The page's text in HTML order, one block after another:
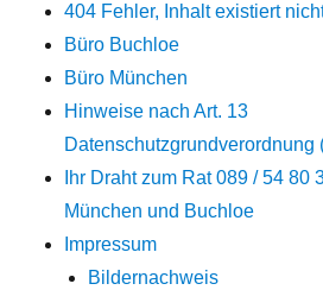
404 Fehler, Inhalt existiert
Büro Buchloe
Büro München
Hinweise nach Art. 13
Datenschutzgrundverordnung
Ihr Draht zum Rat 089 / 54 80
München und Buchloe
Impressum
Bildernachweis